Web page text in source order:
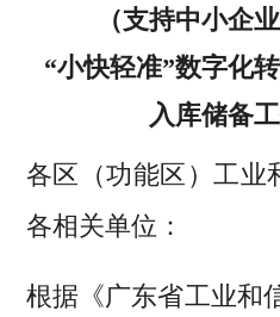
（支持中小企
“小快轻准”数字化
入库储备
各区（功能区）工业
各相关单位：
根据《广东省工业和